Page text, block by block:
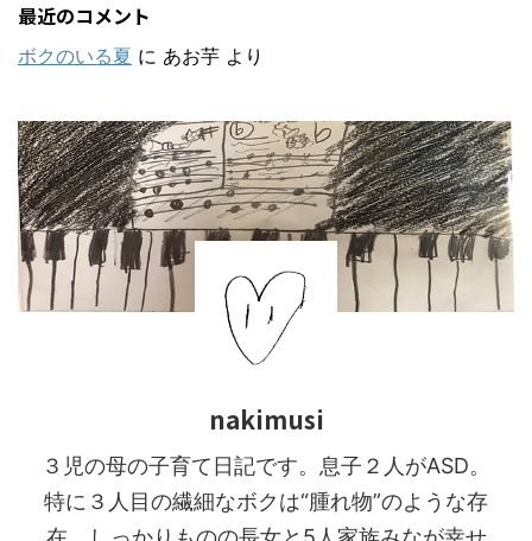
最近のコメント
ボクのいる夏 に あお芋 より
nakimusi
３児の母の子育て日記です。息子２人がASD。
特に３人目の繊細なボクは“腫れ物”のような存